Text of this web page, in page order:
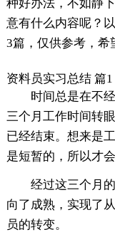
种好办法，不如静
意有什么内容呢？
3篇，仅供参考，希
资料员实习总结 篇1
时间总是在不
三个月工作时间转
已经结束。想来是
是短暂的，所以才
经过这三个月
向了成熟，实现了
员的转变。